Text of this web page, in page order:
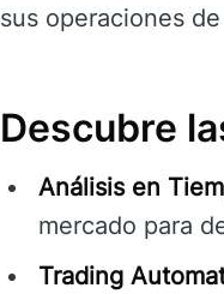
sus operaciones
Descubre
Análisis en
mercado para
Trading